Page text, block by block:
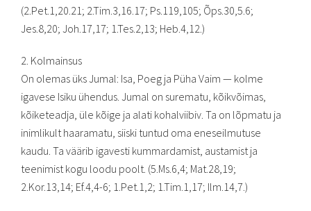
(2.Pet.1,20.21; 2.Tim.3,16.17; Ps.119,105; Õps.30,5.6;
Jes.8,20; Joh.17,17; 1.Tes.2,13; Heb.4,12.)
2. Kolmainsus
On olemas üks Jumal: Isa, Poeg ja Püha Vaim — kolme
igavese Isiku ühendus. Jumal on surematu, kõikvõimas,
kõiketeadja, üle kõige ja alati kohalviibiv. Ta on lõpmatu ja
inimlikult haaramatu, siiski tuntud oma eneseilmutuse
kaudu. Ta väärib igavesti kummardamist, austamist ja
teenimist kogu loodu poolt. (5.Ms.6,4; Mat.28,19;
2.Kor.13,14; Ef.4,4-6; 1.Pet.1,2; 1.Tim.1,17; Ilm.14,7.)